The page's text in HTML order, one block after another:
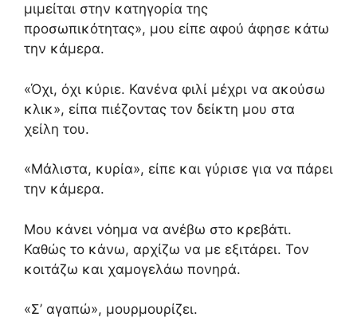
μιμείται στην κατηγορία της
προσωπικότητας», μου είπε αφού άφησε κάτω
την κάμερα.
«Όχι, όχι κύριε. Κανένα φιλί μέχρι να ακούσω
κλικ», είπα πιέζοντας τον δείκτη μου στα
χείλη του.
«Μάλιστα, κυρία», είπε και γύρισε για να πάρει
την κάμερα.
Μου κάνει νόημα να ανέβω στο κρεβάτι.
Καθώς το κάνω, αρχίζω να με εξιτάρει. Τον
κοιτάζω και χαμογελάω πονηρά.
«Σ’ αγαπώ», μουρμουρίζει.